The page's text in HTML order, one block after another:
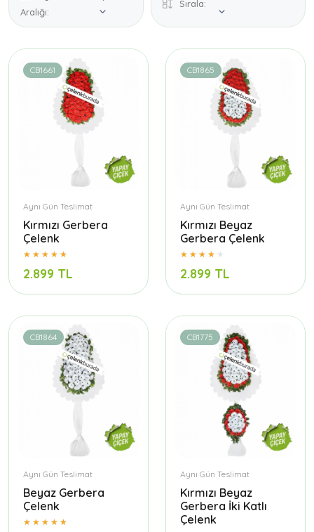
Aralığı:
Sırala:
CB1661
Aynı Gün Teslimat
Kırmızı Gerbera
Çelenk
2.899 TL
CB1865
Aynı Gün Teslimat
Kırmızı Beyaz
Gerbera Çelenk
2.899 TL
CB1864
Aynı Gün Teslimat
Beyaz Gerbera
Çelenk
CB1775
Aynı Gün Teslimat
Kırmızı Beyaz
Gerbera İki Katlı
Çelenk